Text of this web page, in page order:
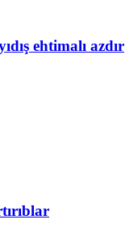
ehtimalı azdır